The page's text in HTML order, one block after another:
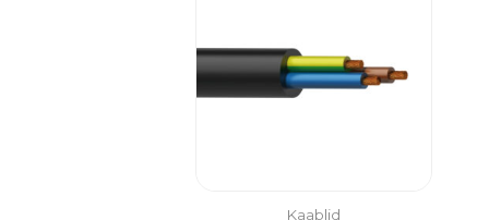
Kaablid